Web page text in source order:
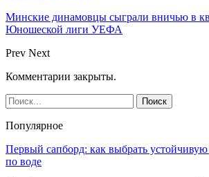
Минские динамовцы сыграли вничью в
Юношеской лиги УЕФА
Prev Next
Комментарии закрыты.
Популярное
Первый сапборд: как выбрать устойчивую
по воде